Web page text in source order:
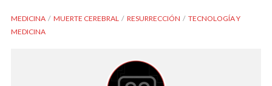
MEDICINA MUERTE CEREBRAL RESURRECCIÓN
TECNOLOGÍA Y
MEDICINA